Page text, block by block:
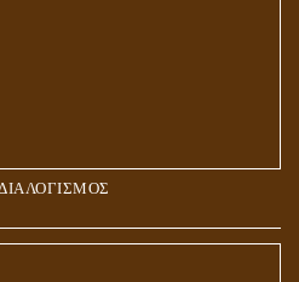
ΑΡΠΑΓΗ: ΔΥΟ ΔΙΑΦΟΡΕΤΙΚΕΣ